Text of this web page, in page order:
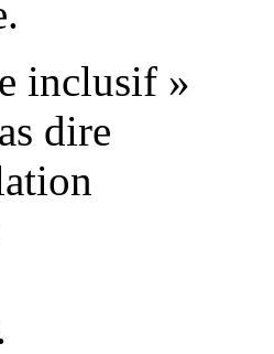
inclusif »
dire